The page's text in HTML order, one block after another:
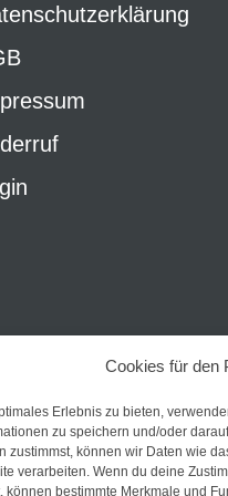
Cookies für den
Erlebnis zu bieten,
zu speichern und/oder
zustimmst, können wir Daten wie
verarbeiten. Wenn du deine
können bestimmte Merkmale und